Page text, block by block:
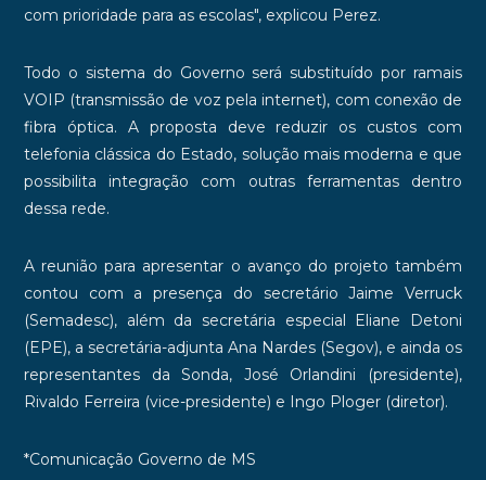
com prioridade para as escolas", explicou Perez.
Todo o sistema do Governo será substituído por ramais
VOIP (transmissão de voz pela internet), com conexão de
fibra óptica. A proposta deve reduzir os custos com
telefonia clássica do Estado, solução mais moderna e que
possibilita integração com outras ferramentas dentro
dessa rede.
A reunião para apresentar o avanço do projeto também
contou com a presença do secretário Jaime Verruck
(Semadesc), além da secretária especial Eliane Detoni
(EPE), a secretária-adjunta Ana Nardes (Segov), e ainda os
representantes da Sonda, José Orlandini (presidente),
Rivaldo Ferreira (vice-presidente) e Ingo Ploger (diretor).
*Comunicação Governo de MS